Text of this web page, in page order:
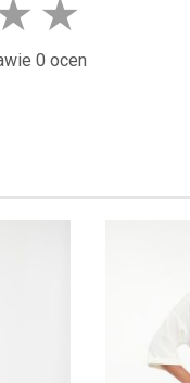
★
0 ocen